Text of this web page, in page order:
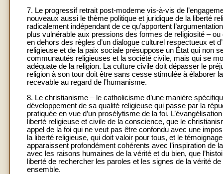
7. Le progressif retrait post-moderne vis-à-vis de
nouveaux aussi le thème politique et juridique de la liberté
radicalement indépendant de ce qu’apportent
plus vulnérable aux pressions des formes de religiosité –
en dehors des règles d’un dialogue culturel respectueux et
religieuse et de la paix sociale présuppose un État qui non
communautés religieuses et la société civile, mais qui se
adéquate de la religion. La culture civile doit dépasser le
religion à son tour doit être sans cesse stimulée à élaborer
recevable au regard de l’humanisme.
8. Le christianisme – le catholicisme d’une manière
développement de sa qualité religieuse qui passe par la
pratiquée en vue d’un prosélytisme de la foi.
liberté religieuse et civile de la conscience, que le
appel de la foi qui ne veut pas être confondu avec une
la liberté religieuse, qui doit valoir pour tous, et le
apparaissent profondément cohérents avec l’inspiration de
avec les raisons humaines de la vérité et du bien, que
liberté de rechercher les paroles et les signes de la vérité
ensemble.